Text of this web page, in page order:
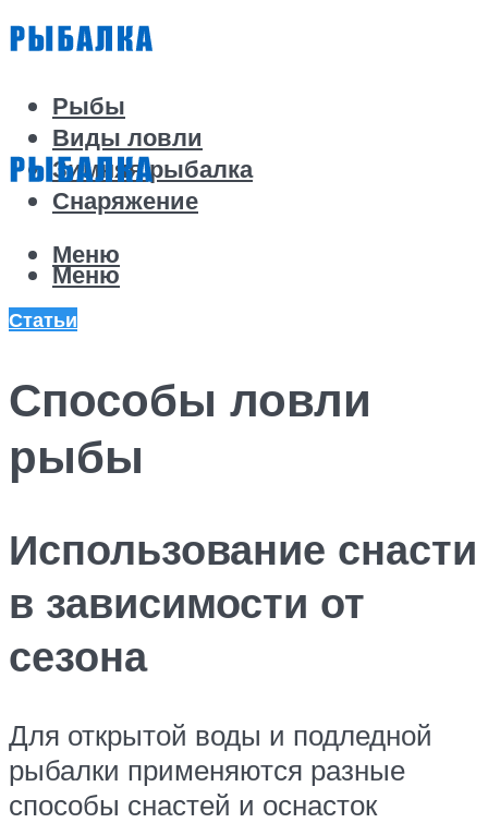
Рыбы
Виды ловли
Зимняя рыбалка
Снаряжение
Меню
Меню
Статьи
Способы ловли
рыбы
Использование снасти
в зависимости от
сезона
Для открытой воды и подледной
рыбалки применяются разные
способы снастей и оснасток